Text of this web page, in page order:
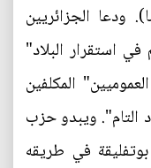
ودعا الجزائريين
استقرار البلاد"
المكلفين
التام". ويبدو حزب
في طريقه